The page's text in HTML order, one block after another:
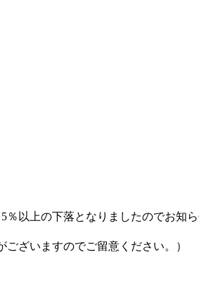
以上の下落となりましたのでお知ら
ざいますのでご留意ください。）